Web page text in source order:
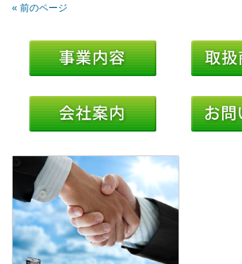
« 前のページ